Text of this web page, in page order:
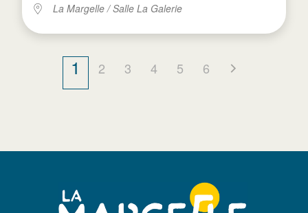
La Margelle / Salle La Galerie
1 2 3 4 5 6